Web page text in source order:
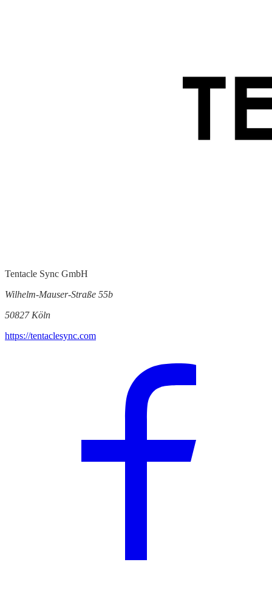
Tentacle Sync GmbH
Wilhelm-Mauser-Straße 55b
50827 Köln
https://tentaclesync.com